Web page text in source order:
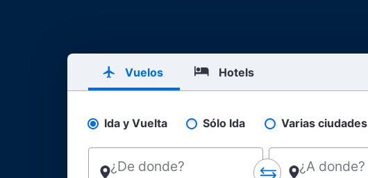
Vuelos Hotels
Pick your flight type
Ida y Vuelta Sólo Ida Varias ciudades
¿De donde? ¿A donde?